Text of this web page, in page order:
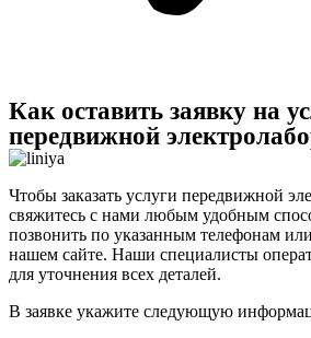
Как оставить заявку на
передвижной
Чтобы заказать услуги передвижной
свяжитесь с нами любым удобным
позвонить по указанным телефонам или
нашем сайте. Наши специалисты
для уточнения всех деталей.
В заявке укажите следующую